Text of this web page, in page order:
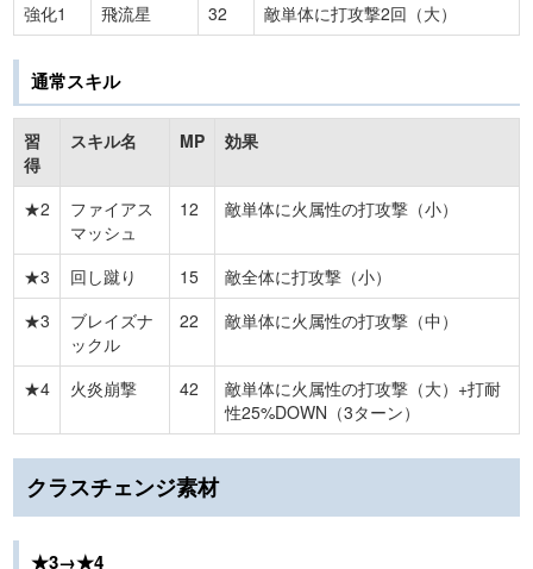
強化1
飛流星 32 敵単体に打攻撃2回（大）
通常スキル
習
得
スキル名 MP 効果
★2
ファイアス
マッシュ
12 敵単体に火属性の打攻撃（小）
★3 回し蹴り 15
敵全体に打攻撃（小）
★3
ブレイズナ
ックル
22 敵単体に火属性の打攻撃（中）
★4 火炎崩撃 42
敵単体に火属性の打攻撃（大）+打耐
性25%DOWN（3ターン）
クラスチェンジ素材
★3→★4